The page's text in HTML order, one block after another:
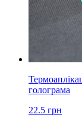
голограма
22.5 грн